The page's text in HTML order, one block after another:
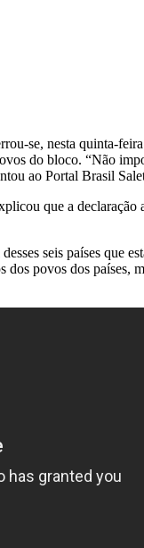
se, nesta quinta-
do bloco. “Não
ao Portal Brasil
que a
seis países que
povos dos países,